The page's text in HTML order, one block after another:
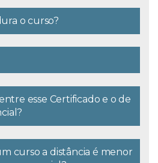
o curso?
esse Certificado e o de
curso a distância é menor